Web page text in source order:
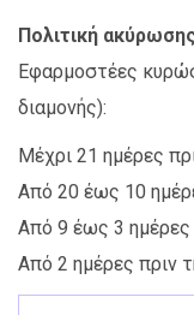
Πολιτική
Εφαρμοστέες
διαμονής):
Μέχρι 21 ημέρες
Από 20 έως 10
Από 9 έως 3 ημέρες
Από 2 ημέρες πριν